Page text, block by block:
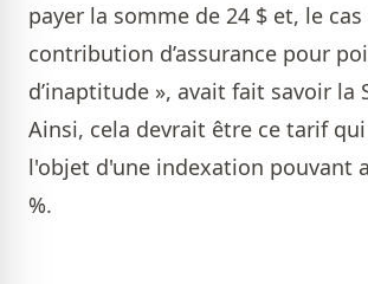
payer la somme de 24 $ et, le
contribution d’assurance pour
d’inaptitude », avait fait savoir la
Ainsi, cela devrait être ce tarif
l'objet d'une indexation pouvant
%.